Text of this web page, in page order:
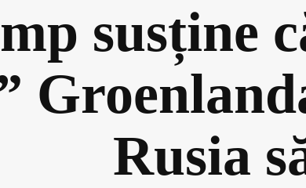
susține
Rusia